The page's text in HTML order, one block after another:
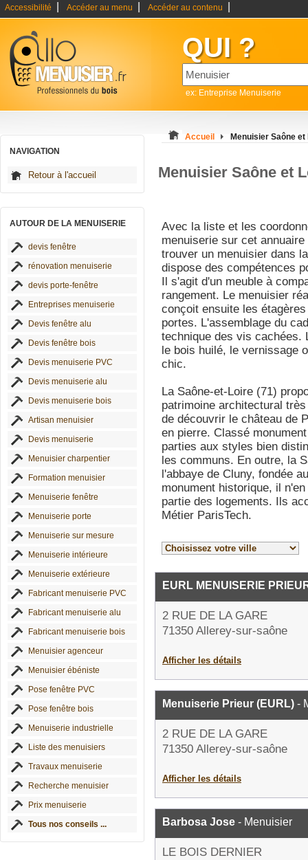
Accessibilité Accéder au menu Accéder au contenu
QUI ?
ex: Entreprise Menuiserie
NAVIGATION
Retour à l'accueil
AUTOUR DE LA MENUISERIE
devis fenêtre
rénovation menuiserie
devis porte-fenêtre
Entreprises menuiserie
Devis fenêtre alu
Devis fenêtre bois
Devis menuiserie PVC
Devis menuiserie alu
Devis menuiserie bois
Artisan menuisier
Devis menuiserie
Menuisier charpentier
Formation menuisier
Menuiserie fenêtre
Menuiserie porte
Menuiserie sur mesure
Menuiserie intérieure
Menuiserie extérieure
Fabricant menuiserie PVC
Fabricant menuiserie alu
Fabricant menuiserie bois
Menuisier agenceur
Menuisier ébéniste
Pose fenêtre PVC
Pose fenêtre bois
Menuiserie industrielle
Liste des menuisiers
Travaux menuiserie
Recherche menuisier
Prix menuiserie
Tous nos conseils ...
Accueil Menuisier Saône et
Menuisier Saône et
Avec la liste et les
menuiserie sur cet
trouver un menuisier dans
dispose des compétences
Il s'agit d'un meuble à
rangement. Le menuisier
conçoit ensuite les
portes. L'assemblage du
technique des vis cachées.
le bois huilé, le vernissage
chic.
La Saône-et-Loire (71)
patrimoine architectural
de découvrir le château de
en pierre. Classé
parties aux styles bien
les communs. En outre, la
l'abbaye de Cluny, fondée
monument historique, il
partie des logements. Ils
Métier ParisTech.
EURL MENUISERIE
2 RUE DE LA GARE
71350 Allerey-sur-saône
Afficher les détails
Menuiserie Prieur (EURL) -
2 RUE DE LA GARE
71350 Allerey-sur-saône
Afficher les détails
Barbosa Jose - Menuisier
LE BOIS DERNIER